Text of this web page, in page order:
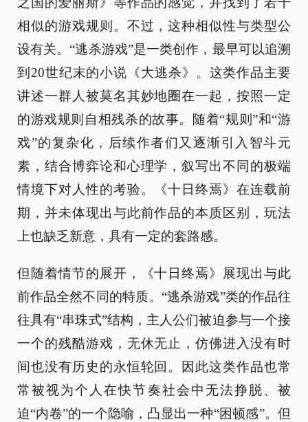
相似的游戏规则。不过，这种相似性与类型公
设有关。“逃杀游戏”是一类创作，最早可以追溯
到20世纪末的小说《大逃杀》。这类作品主要
讲述一群人被莫名其妙地圈在一起，按照一定
的游戏规则自相残杀的故事。随着“规则”和“游
戏”的复杂化，后续作者们又逐渐引入智斗元
素，结合博弈论和心理学，叙写出不同的极端
情境下对人性的考验。《十日终焉》在连载前
期，并未体现出与此前作品的本质区别，玩法
上也缺乏新意，具有一定的套路感。
但随着情节的展开，《十日终焉》展现出与此
前作品全然不同的特质。“逃杀游戏”类的作品往
往具有“串珠式”结构，主人公们被迫参与一个接
一个的残酷游戏，无休无止，仿佛进入没有时
间也没有历史的永恒轮回。因此这类作品也常
常被视为个人在快节奏社会中无法挣脱、被
迫“内卷”的一个隐喻，凸显出一种“困顿感”。但